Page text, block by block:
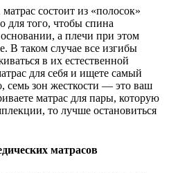
состоит из «полосок»
для того, чтобы спина
а плечи при этом
В таком случае все изгибы
в их естественной
для себя и ищете самый
семь зон жесткости — это ваш
матрас для пары, которую
то лучше остановиться
матрасов